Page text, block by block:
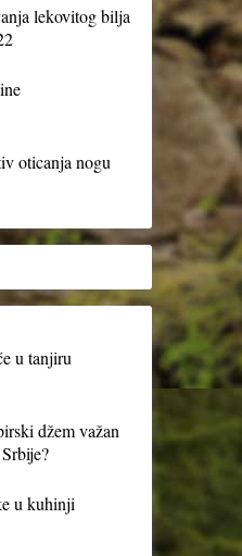
lekovitog bilja
oticanja nogu
u tanjiru
džem važan
u kuhinji